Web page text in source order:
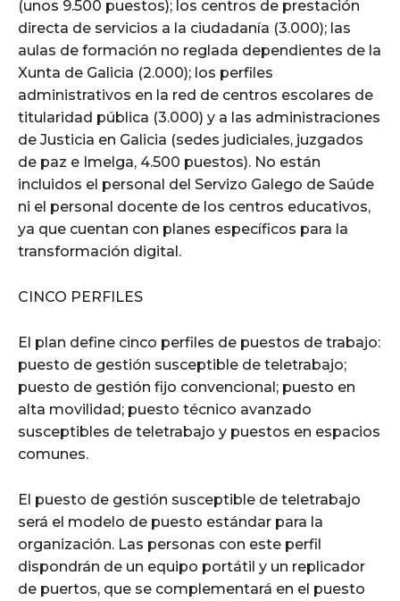
(unos 9.500 puestos); los centros de prestación
directa de servicios a la ciudadanía (3.000); las
aulas de formación no reglada dependientes de la
Xunta de Galicia (2.000); los perfiles
administrativos en la red de centros escolares de
titularidad pública (3.000) y a las administraciones
de Justicia en Galicia (sedes judiciales, juzgados
de paz e Imelga, 4.500 puestos). No están
incluidos el personal del Servizo Galego de Saúde
ni el personal docente de los centros educativos,
ya que cuentan con planes específicos para la
transformación digital.
CINCO PERFILES
El plan define cinco perfiles de puestos de trabajo:
puesto de gestión susceptible de teletrabajo;
puesto de gestión fijo convencional; puesto en
alta movilidad; puesto técnico avanzado
susceptibles de teletrabajo y puestos en espacios
comunes.
El puesto de gestión susceptible de teletrabajo
será el modelo de puesto estándar para la
organización. Las personas con este perfil
dispondrán de un equipo portátil y un replicador
de puertos, que se complementará en el puesto